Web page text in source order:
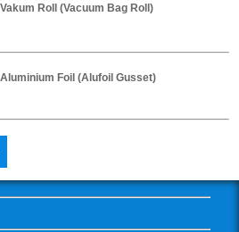
Roll (Vacuum Bag Roll)
Foil (Alufoil Gusset)